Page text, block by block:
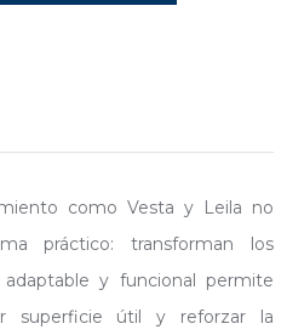
como Vesta y Leila no
práctico: transforman los
adaptable y funcional permite
superficie útil y reforzar la